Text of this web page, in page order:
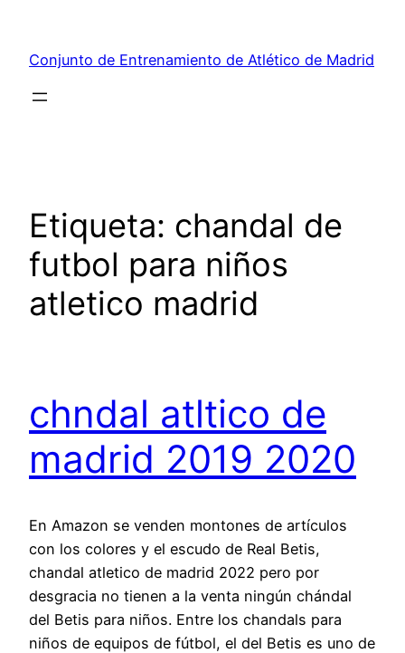
contenido
Conjunto de Entrenamiento de Atlético de Madrid
Etiqueta: chandal de
futbol para niños
atletico madrid
chndal atltico de
madrid 2019 2020
En Amazon se venden montones de artículos
con los colores y el escudo de Real Betis,
chandal atletico de madrid 2022 pero por
desgracia no tienen a la venta ningún chándal
del Betis para niños. Entre los chandals para
niños de equipos de fútbol, el del Betis es uno de